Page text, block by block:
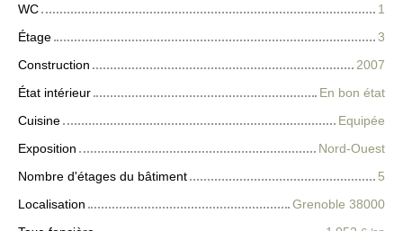
WC
1
Étage
3
Construction
2007
État intérieur
En bon état
Cuisine
Equipée
Exposition
Nord-Ouest
Nombre d'étages du bâtiment
5
Localisation
Grenoble 38000